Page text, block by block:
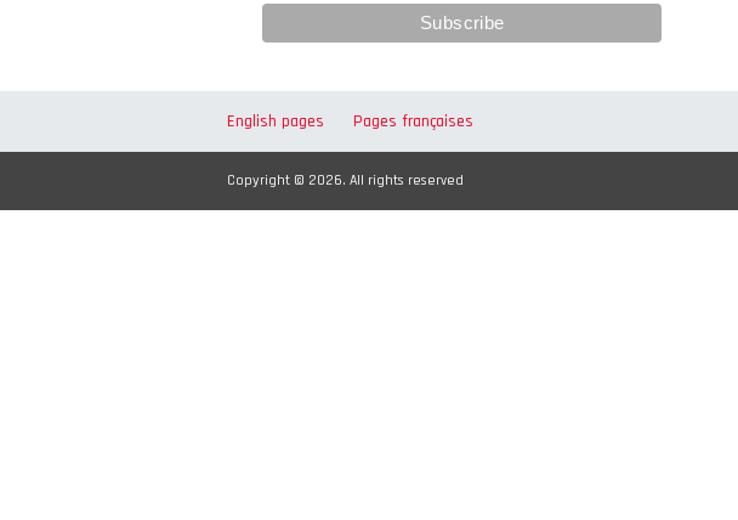
English pages Pages françaises
Copyright © 2026. All rights reserved